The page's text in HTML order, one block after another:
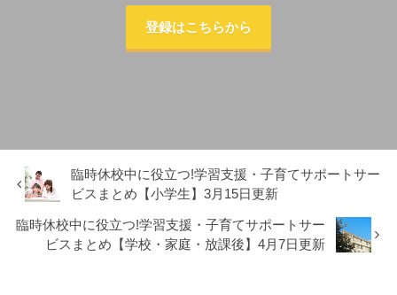
登録はこちらから
臨時休校中に役立つ!学習支援・子育てサポートサー
ビスまとめ【小学生】3月15日更新
臨時休校中に役立つ!学習支援・子育てサポートサー
ビスまとめ【学校・家庭・放課後】4月7日更新